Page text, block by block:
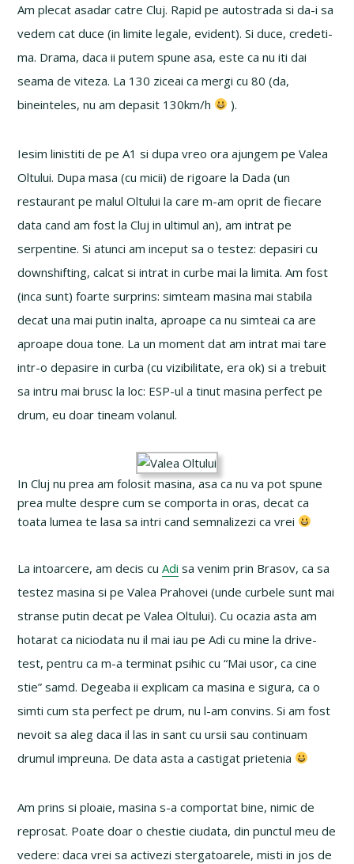
Am plecat asadar catre Cluj. Rapid pe autostrada si da-i sa
vedem cat duce (in limite legale, evident). Si duce, credeti-
ma. Drama, daca ii putem spune asa, este ca nu iti dai
seama de viteza. La 130 ziceai ca mergi cu 80 (da,
bineinteles, nu am depasit 130km/h
).
Iesim linistiti de pe A1 si dupa vreo ora ajungem pe Valea
Oltului. Dupa masa (cu micii) de rigoare la Dada (un
restaurant pe malul Oltului la care m-am oprit de fiecare
data cand am fost la Cluj in ultimul an), am intrat pe
serpentine. Si atunci am inceput sa o testez: depasiri cu
downshifting, calcat si intrat in curbe mai la limita. Am fost
(inca sunt) foarte surprins: simteam masina mai stabila
decat una mai putin inalta, aproape ca nu simteai ca are
aproape doua tone. La un moment dat am intrat mai tare
intr-o depasire in curba (cu vizibilitate, era ok) si a trebuit
sa intru mai brusc la loc: ESP-ul a tinut masina perfect pe
drum, eu doar tineam volanul.
In Cluj nu prea am folosit masina, asa ca nu va pot spune
prea multe despre cum se comporta in oras, decat ca
toata lumea te lasa sa intri cand semnalizezi ca vrei
La intoarcere, am decis cuAdi sa venim prin Brasov, ca sa
testez masina si pe Valea Prahovei (unde curbele sunt mai
stranse putin decat pe Valea Oltului). Cu ocazia asta am
hotarat ca niciodata nu il mai iau pe Adi cu mine la drive-
test, pentru ca m-a terminat psihic cu “Mai usor, ca cine
stie” samd. Degeaba ii explicam ca masina e sigura, ca o
simti cum sta perfect pe drum, nu l-am convins. Si am fost
nevoit sa aleg daca il las in sant cu ursii sau continuam
drumul impreuna. De data asta a castigat prietenia
Am prins si ploaie, masina s-a comportat bine, nimic de
reprosat. Poate doar o chestie ciudata, din punctul meu de
vedere: daca vrei sa activezi stergatoarele, misti in jos de